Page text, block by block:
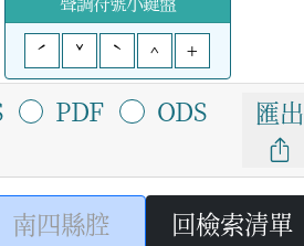
ˊ
ˇ ˋ ^ +
PDF ODS 匯出
南四縣腔 回檢索清單